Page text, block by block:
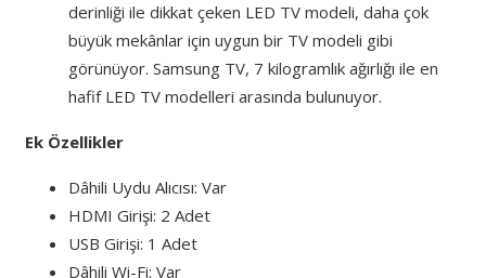
derinliği ile dikkat çeken LED TV modeli, daha çok
büyük mekânlar için uygun bir TV modeli gibi
görünüyor. Samsung TV, 7 kilogramlık ağırlığı ile en
hafif LED TV modelleri arasında bulunuyor.
Ek Özellikler
Dâhili Uydu Alıcısı: Var
HDMI Girişi: 2 Adet
USB Girişi: 1 Adet
Dâhili Wi-Fi: Var